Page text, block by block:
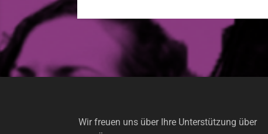
Wir freuen uns über Ihre Unterstützung über